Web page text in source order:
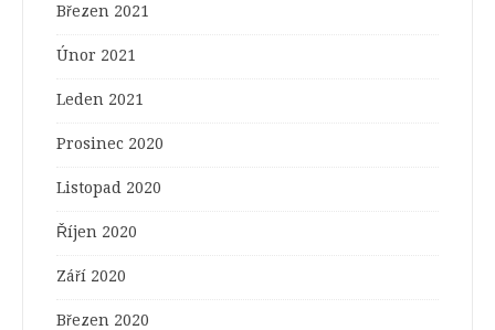
Březen 2021
Únor 2021
Leden 2021
Prosinec 2020
Listopad 2020
Říjen 2020
Září 2020
Březen 2020